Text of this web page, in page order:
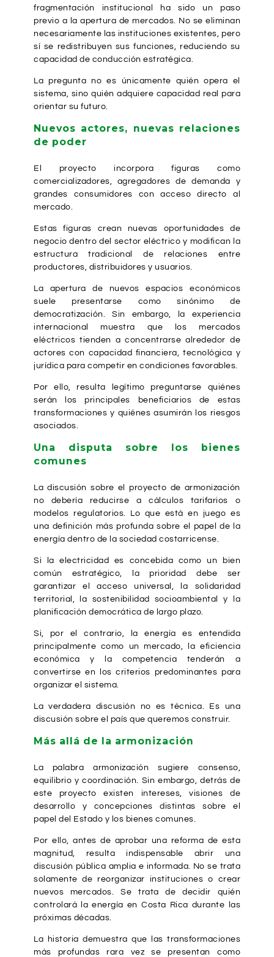
fragmentación institucional ha sido un paso
previo a la apertura de mercados. No se eliminan
necesariamente las instituciones existentes, pero
sí se redistribuyen sus funciones, reduciendo su
capacidad de conducción estratégica.
La pregunta no es únicamente quién opera el
sistema, sino quién adquiere capacidad real para
orientar su futuro.
Nuevos actores, nuevas relaciones
de poder
El proyecto incorpora figuras como
comercializadores, agregadores de demanda y
grandes consumidores con acceso directo al
mercado.
Estas figuras crean nuevas oportunidades de
negocio dentro del sector eléctrico y modifican la
estructura tradicional de relaciones entre
productores, distribuidores y usuarios.
La apertura de nuevos espacios económicos
suele presentarse como sinónimo de
democratización. Sin embargo, la experiencia
internacional muestra que los mercados
eléctricos tienden a concentrarse alrededor de
actores con capacidad financiera, tecnológica y
jurídica para competir en condiciones favorables.
Por ello, resulta legítimo preguntarse quiénes
serán los principales beneficiarios de estas
transformaciones y quiénes asumirán los riesgos
asociados.
Una disputa sobre los bienes
comunes
La discusión sobre el proyecto de armonización
no debería reducirse a cálculos tarifarios o
modelos regulatorios. Lo que está en juego es
una definición más profunda sobre el papel de la
energía dentro de la sociedad costarricense.
Si la electricidad es concebida como un bien
común estratégico, la prioridad debe ser
garantizar el acceso universal, la solidaridad
territorial, la sostenibilidad socioambiental y la
planificación democrática de largo plazo.
Si, por el contrario, la energía es entendida
principalmente como un mercado, la eficiencia
económica y la competencia tenderán a
convertirse en los criterios predominantes para
organizar el sistema.
La verdadera discusión no es técnica. Es una
discusión sobre el país que queremos construir.
Más allá de la armonización
La palabra armonización sugiere consenso,
equilibrio y coordinación. Sin embargo, detrás de
este proyecto existen intereses, visiones de
desarrollo y concepciones distintas sobre el
papel del Estado y los bienes comunes.
Por ello, antes de aprobar una reforma de esta
magnitud, resulta indispensable abrir una
discusión pública amplia e informada. No se trata
solamente de reorganizar instituciones o crear
nuevos mercados. Se trata de decidir quién
controlará la energía en Costa Rica durante las
próximas décadas.
La historia demuestra que las transformaciones
más profundas rara vez se presentan como